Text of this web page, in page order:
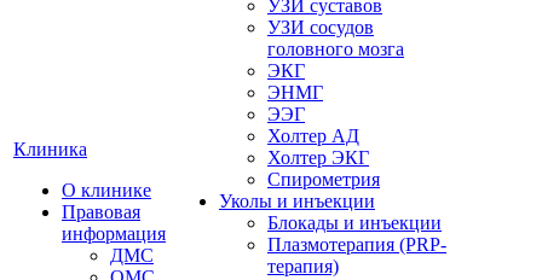
Клиника
О клинике
Правовая
информация
ДМС
УЗИ суставов
УЗИ сосудов
головного мозга
ЭКГ
ЭНМГ
ЭЭГ
Холтер АД
Холтер ЭКГ
Спирометрия
Уколы и инъекции
Блокады и инъекции
Плазмотерапия (PRP-
терапия)